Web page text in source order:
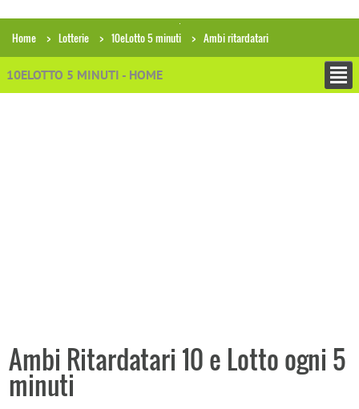
Home Lotterie 10eLotto 5 minuti Ambi ritardatari
10ELOTTO 5 MINUTI - HOME
Terni frequenti
SISTEMI
Ambi Ritardatari 10 e Lotto ogni 5
minuti